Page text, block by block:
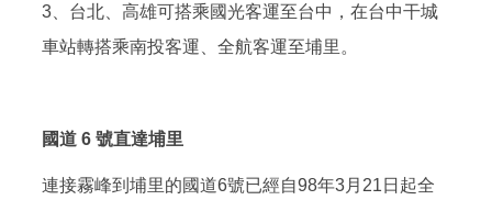
3、台北、高雄可搭乘國光客運至台中，在台中干城
車站轉搭乘南投客運、全航客運至埔里。
國道 6 號直達埔里
連接霧峰到埔里的國道6號已經自98年3月21日起全